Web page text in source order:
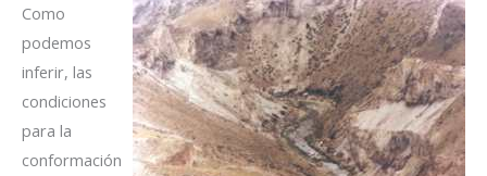
Como
podemos
inferir, las
condiciones
para la
conformación